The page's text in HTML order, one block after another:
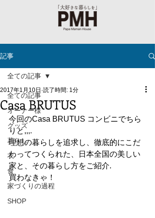
記事
全ての記事
オーナー様
グッズ
暮らし
衣
食
家づくりの過程
SHOP
全ての記事
Casa BRUTUS
2017年1月10日 読了時間: 1分
今回のCasa BRUTUS コンビニでちら
りと,,,.
理想の暮らしを追求し、徹底的にこだ
わってつくられた、日本全国の美しい
家と、その暮らし方をご紹介.
買わなきゃ！